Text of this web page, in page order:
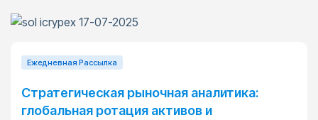
Ежедневная Pассылка
Стратегическая рыночная аналитика:
глобальная ротация активов и